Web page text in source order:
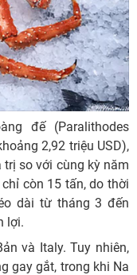
đế (Paralithodes
2,92 triệu USD),
trị so với cùng kỳ năm
còn 15 tấn, do thời
dài từ tháng 3 đến
lợi.
và Italy. Tuy nhiên,
gay gắt, trong khi Na